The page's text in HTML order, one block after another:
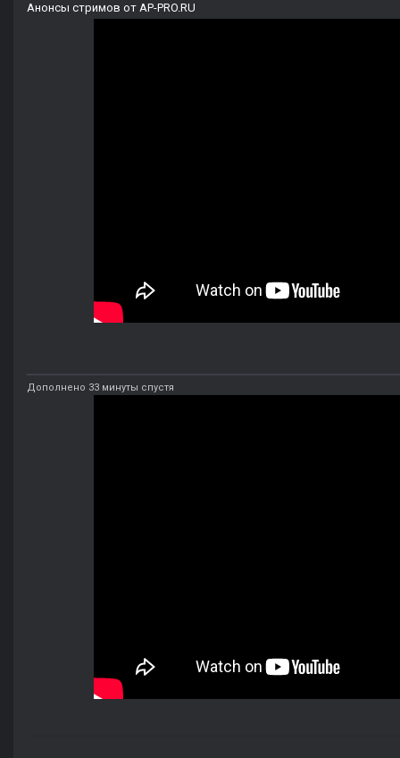
Анонсы стримов от AP-PRO.RU
Дополнено 33 минуты спустя